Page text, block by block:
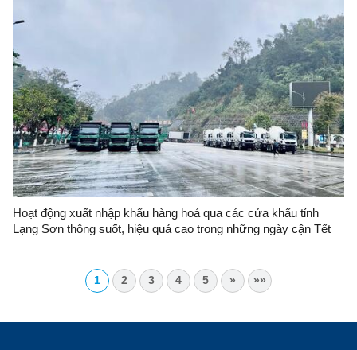
Hoạt động xuất nhập khẩu hàng hoá qua các cửa khẩu tỉnh
Lạng Sơn thông suốt, hiệu quả cao trong những ngày cận Tết
1 2 3 4 5 » »»